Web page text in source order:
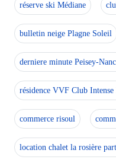
réserve ski Médiane
bulletin neige Plagne Soleil
derniere minute Peisey-
résidence VVF Club
commerce risoul
location chalet la rosière